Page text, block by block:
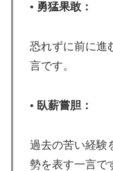
• 勇猛果敢：
恐れずに前に進
言です。
• 臥薪嘗胆：
過去の苦い経験
勢を表す一言で